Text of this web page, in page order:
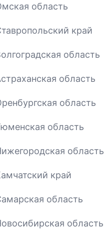
область
край
область
область
область
область
область
край
область
область